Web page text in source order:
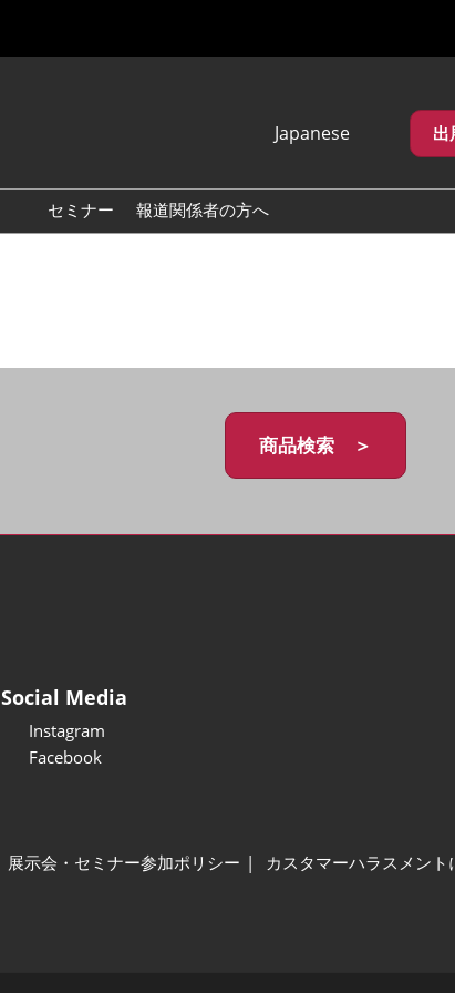
Japanese
English
繁體中文
セミナー 報道関係者の方へ
商品検索 ＞
Social Media
Instagram
Facebook
展示会・セミナー参加ポリシー
カスタマーハラスメン